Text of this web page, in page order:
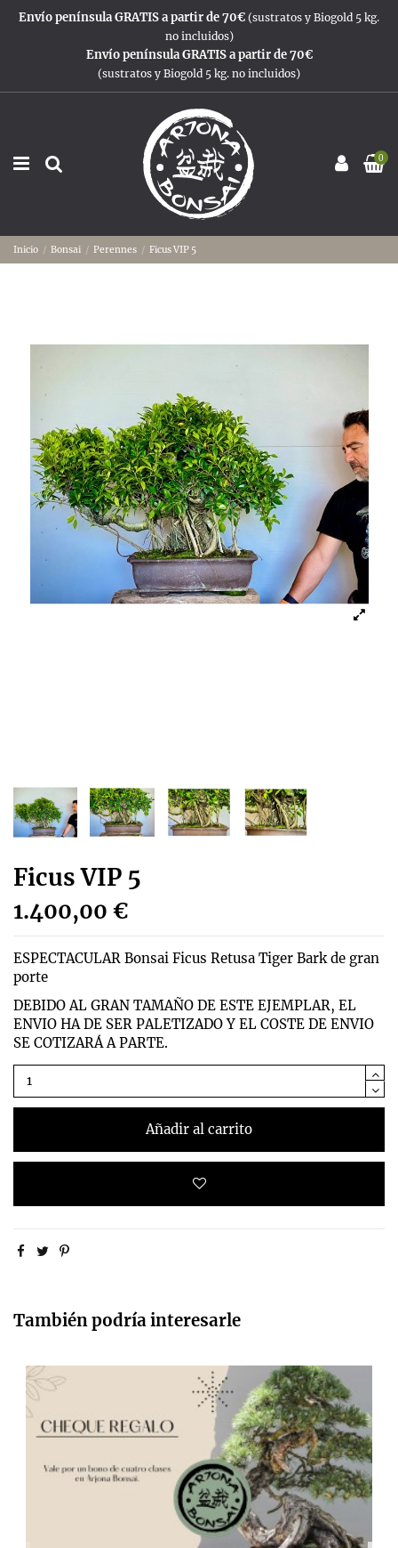
Envío península GRATIS a partir de 70€ (sustratos y Biogold 5 kg.
no incluidos)
Envío península GRATIS a partir de 70€
(sustratos y Biogold 5 kg. no incluidos)
0
Inicio Bonsai Perennes Ficus VIP 5
Ficus VIP 5
1.400,00 €
ESPECTACULAR Bonsai Ficus Retusa Tiger Bark de gran
porte
DEBIDO AL GRAN TAMAÑO DE ESTE EJEMPLAR, EL
ENVIO HA DE SER PALETIZADO Y EL COSTE DE ENVIO
SE COTIZARÁ A PARTE.
Añadir al carrito
También podría interesarle